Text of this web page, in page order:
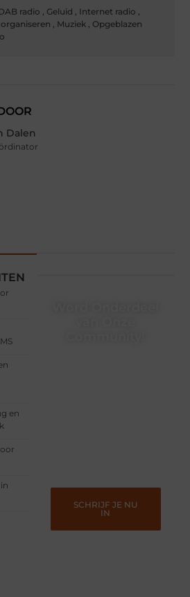
radio , Geluid , Internet radio ,
, Muziek , Opgeblazen
Dalen
en
SCHRIJF JE NU
IN